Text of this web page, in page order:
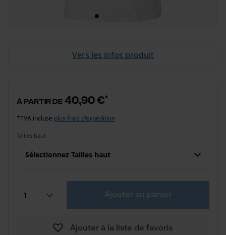
Vers les infos produit
à partir de 40,90 €*
*TVA incluse plus frais d'expédition
Tailles haut
Sélectionnez Tailles haut
Ajouter au panier
Ajouter à la liste de favoris